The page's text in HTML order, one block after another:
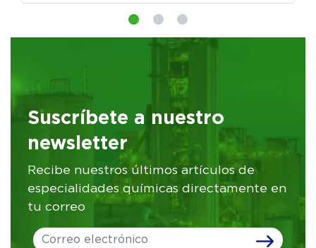
Suscríbete a nuestro
newsletter
Recibe nuestros últimos artículos de
especialidades químicas directamente en
tu correo
Leave